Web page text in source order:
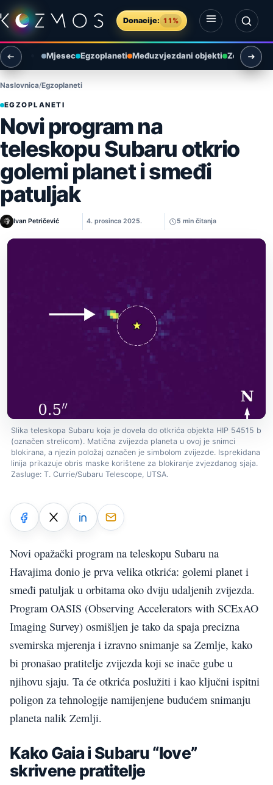
Preskoči na sadržaj
Donacije: 11%
Otvori izbornik
Otvori pretragu
Mjesec Egzoplaneti Međuzvjezdani objekti Zemlja i
Naslovnica Egzoplaneti
EGZOPLANETI
Novi program na
teleskopu Subaru otkrio
golemi planet i smeđi
patuljak
Ivan Petričević 4. prosinca 2025. 5 min čitanja
Slika teleskopa Subaru koja je dovela do otkrića objekta HIP 54515 b
(označen strelicom). Matična zvijezda planeta u ovoj je snimci
blokirana, a njezin položaj označen je simbolom zvijezde. Isprekidana
linija prikazuje obris maske korištene za blokiranje zvjezdanog sjaja.
Zasluge: T. Currie/Subaru Telescope, UTSA.
Novi opažački program na teleskopu Subaru na
Havajima donio je prva velika otkrića: golemi planet i
smeđi patuljak u orbitama oko dviju udaljenih zvijezda.
Program OASIS (Observing Accelerators with SCExAO
Imaging Survey) osmišljen je tako da spaja precizna
svemirska mjerenja i izravno snimanje sa Zemlje, kako
bi pronašao pratitelje zvijezda koji se inače gube u
njihovu sjaju. Ta će otkrića poslužiti i kao ključni ispitni
poligon za tehnologije namijenjene budućem snimanju
planeta nalik Zemlji.
Kako Gaia i Subaru “love”
skrivene pratitelje